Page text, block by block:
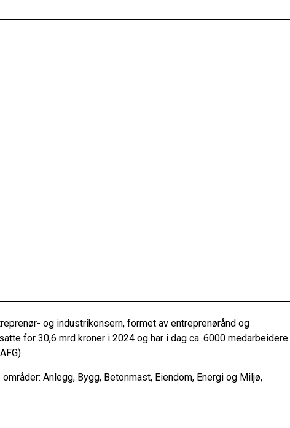
og industrikonsern, formet av entreprenørånd og
for 30,6 mrd kroner i 2024 og har i dag ca. 6000 medarbeidere.
Anlegg, Bygg, Betonmast, Eiendom, Energi og Miljø,